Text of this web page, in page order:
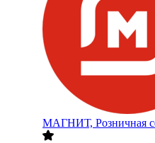
МАГНИТ, Розничная